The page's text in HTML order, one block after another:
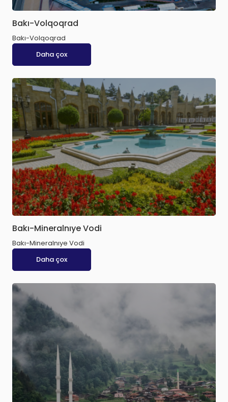
Bakı-Volqoqrad
Bakı-Volqoqrad
Daha çox
Bakı-Mineralnıye Vodi
Bakı-Mineralnıye Vodi
Daha çox